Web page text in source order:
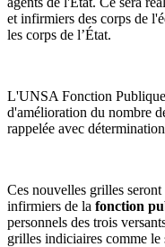
et infirmiers des corps de
les corps de l’État.
L'UNSA Fonction
d'amélioration du nombre
rappelée avec
Ces nouvelles grilles
infirmiers de la fonction
personnels des trois
grilles indiciaires comme